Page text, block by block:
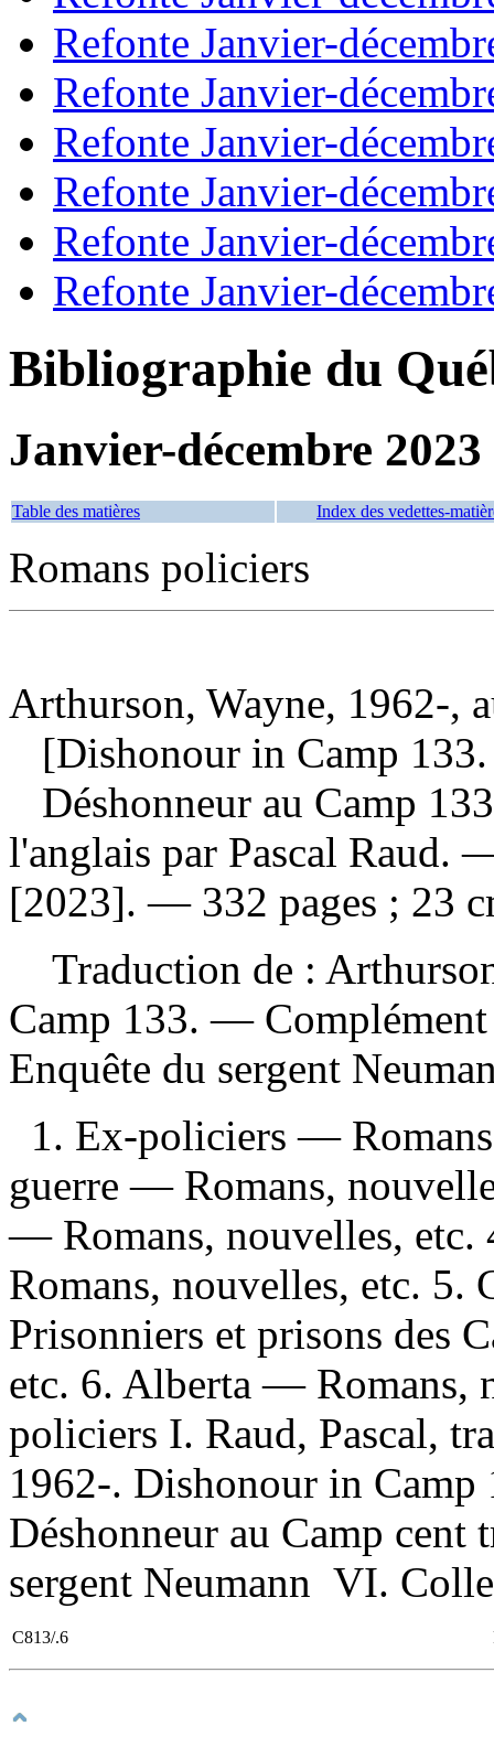
Refonte Janvier-
Refonte Janvier-
Refonte Janvier-
Refonte Janvier-
Refonte Janvier-
Refonte Janvier-
Bibliographie du
Janvier-décembre 2023
Table des matières Index des vedettes-
Romans policiers
Arthurson, Wayne, 1962-,
[Dishonour in Camp 133.
Déshonneur au Camp
l'anglais par Pascal Raud.
[2023]. — 332 pages ; 23
Traduction de :
Camp 133. —
Enquête du sergent
1. Ex-policiers —
guerre — Romans,
— Romans, nouvelles,
Romans, nouvelles, etc.
Prisonniers et prisons des
etc. 6. Alberta — Romans,
policiers I. Raud, Pascal,
1962-. Dishonour in
Déshonneur au Camp
sergent Neumann VI.
C813/.6